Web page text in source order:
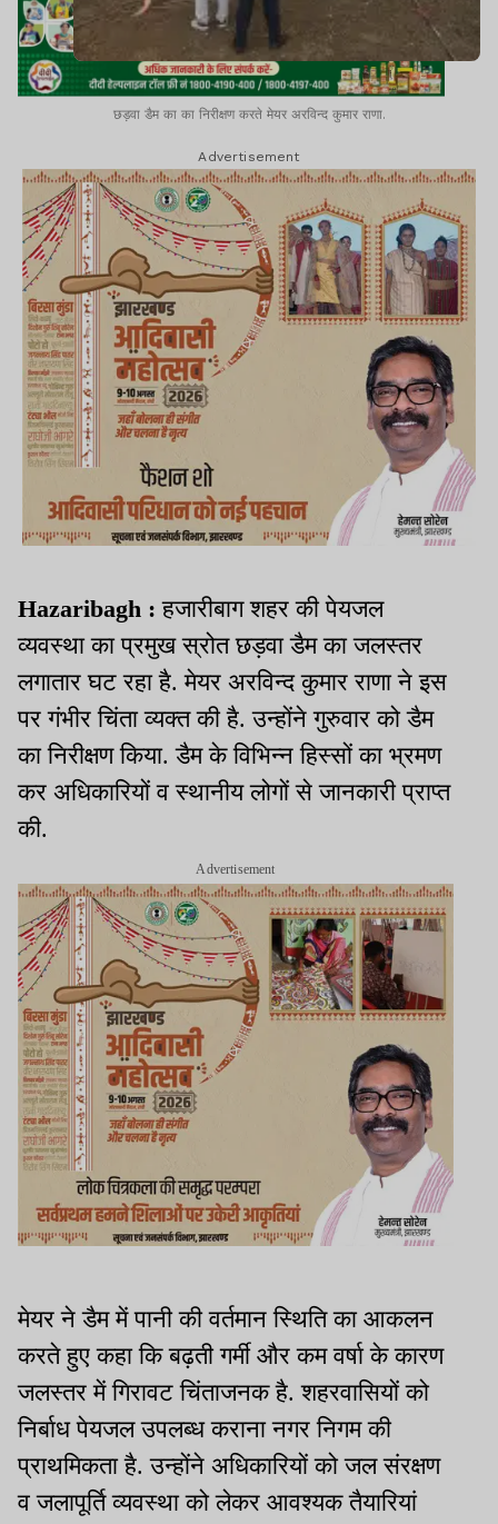
छड़वा डैम का का निरीक्षण करते मेयर अरविन्द कुमार राणा.
Advertisement
Hazaribagh : हजारीबाग शहर की पेयजल
व्यवस्था का प्रमुख स्रोत छड़वा डैम का जलस्तर
लगातार घट रहा है. मेयर अरविन्द कुमार राणा ने इस
पर गंभीर चिंता व्यक्त की है. उन्होंने गुरुवार को डैम
का निरीक्षण किया. डैम के विभिन्न हिस्सों का भ्रमण
कर अधिकारियों व स्थानीय लोगों से जानकारी प्राप्त
की.
Advertisement
मेयर ने डैम में पानी की वर्तमान स्थिति का आकलन
करते हुए कहा कि बढ़ती गर्मी और कम वर्षा के कारण
जलस्तर में गिरावट चिंताजनक है. शहरवासियों को
निर्बाध पेयजल उपलब्ध कराना नगर निगम की
प्राथमिकता है. उन्होंने अधिकारियों को जल संरक्षण
व जलापूर्ति व्यवस्था को लेकर आवश्यक तैयारियां